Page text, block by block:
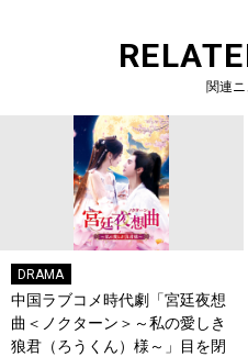
関連
DRAMA
中国ラブコメ時代劇「宮廷夜想
曲＜ノクターン＞～私の愛しき
狼君（ろうくん）様～」目を閉